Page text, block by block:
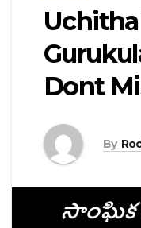
Dont
By